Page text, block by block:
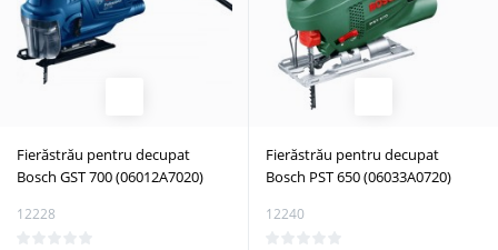
Fierăstrău pentru decupat
Bosch GST 700 (06012A7020)
12228
Fierăstrău pentru decupat
Bosch PST 650 (06033A0720)
12240